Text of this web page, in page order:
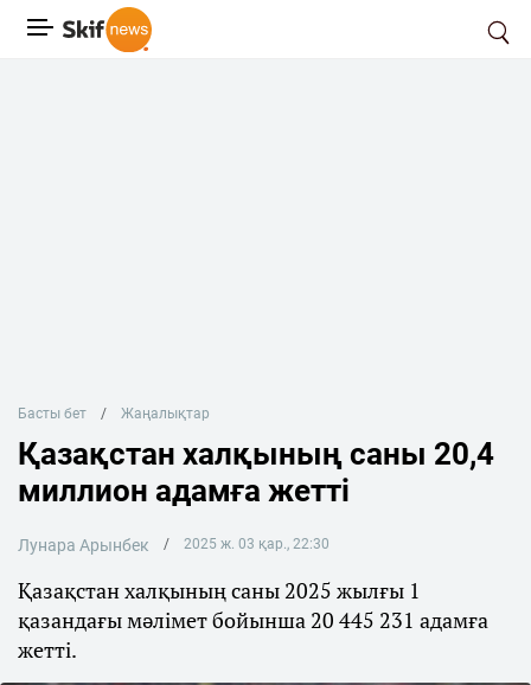
Басты бет Жаңалықтар
Қазақстан халқының саны 20,4
миллион адамға жетті
Лунара Арынбек 2025 ж. 03 қар., 22:30
Қазақстан халқының саны 2025 жылғы 1
қазандағы мәлімет бойынша 20 445 231 адамға
жетті.